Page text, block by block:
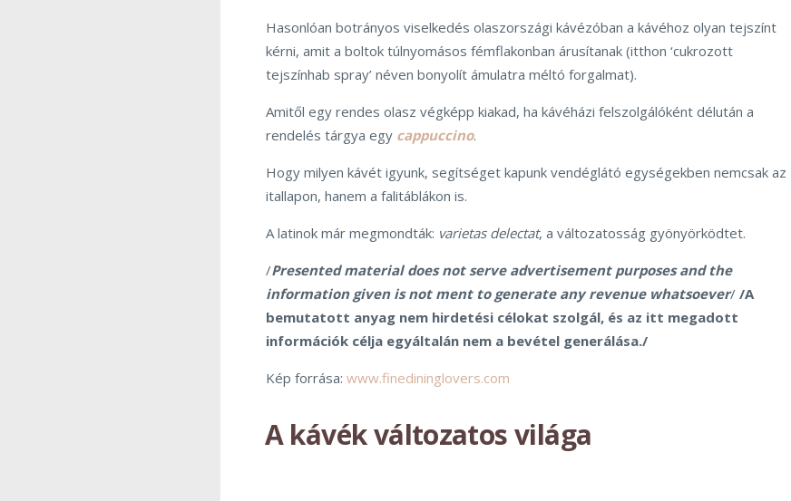
Hasonlóan botrányos viselkedés olaszországi kávézóban a kávéhoz olyan tejszínt
kérni, amit a boltok túlnyomásos fémflakonban árusítanak (itthon ‘cukrozott
tejszínhab spray’ néven bonyolít ámulatra méltó forgalmat).
Amitől egy rendes olasz végképp kiakad, ha kávéházi felszolgálóként délután a
rendelés tárgya egy cappuccino.
Hogy milyen kávét igyunk, segítséget kapunk vendéglátó egységekben nemcsak az
itallapon, hanem a falitáblákon is.
A latinok már megmondták: varietas delectat, a változatosság gyönyörködtet.
/Presented material does not serve advertisement purposes and the
information given is not ment to generate any revenue whatsoever/ /A
bemutatott anyag nem hirdetési célokat szolgál, és az itt megadott
információk célja egyáltalán nem a bevétel generálása./
Kép forrása: www.finedininglovers.com
A kávék változatos világa